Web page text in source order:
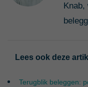
Lees ook deze
Terugblik beleggen: